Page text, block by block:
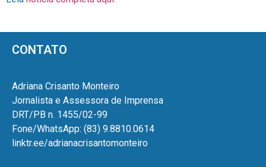
CONTATO
Adriana Crisanto Monteiro
Jornalista e Assessora de Imprensa
DRT/PB n. 1455/02-99
Fone/WhatsApp: (83) 9.8810.0614
linktr.ee/adrianacrisantomonteiro